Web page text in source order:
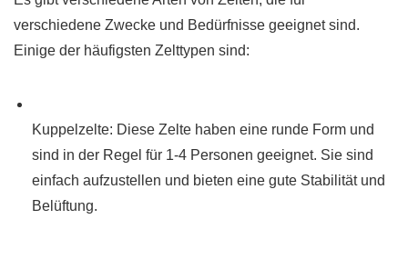
verschiedene Zwecke und Bedürfnisse geeignet sind.
Einige der häufigsten Zelttypen sind:
Kuppelzelte: Diese Zelte haben eine runde Form und
sind in der Regel für 1-4 Personen geeignet. Sie sind
einfach aufzustellen und bieten eine gute Stabilität und
Belüftung.